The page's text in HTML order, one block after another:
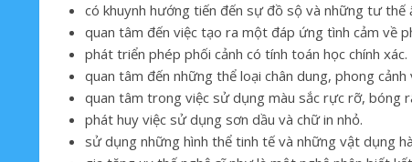
có khuynh hướng tiến đến sự đồ sộ và những tư thế
quan tâm đến việc tạo ra một đáp ứng tình cảm về
phát triển phép phối cảnh có tính toán học chính xác.
quan tâm đến những thể loại chân dung, phong
quan tâm trong việc sử dụng màu sắc rực rỡ, bóng
phát huy việc sử dụng sơn dầu và chữ in nhỏ.
sử dụng những hình thể tinh tế và những vật dụng